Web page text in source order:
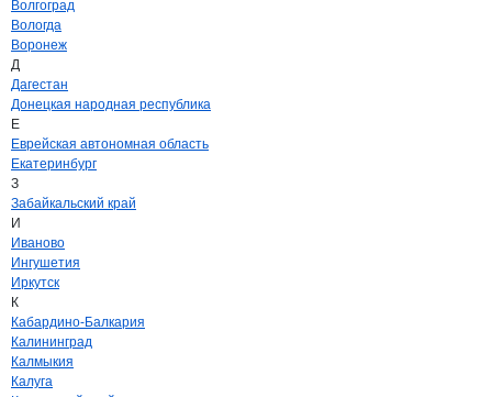
Волгоград
Вологда
Воронеж
Д
Дагестан
Донецкая народная республика
Е
Еврейская автономная область
Екатеринбург
З
Забайкальский край
И
Иваново
Ингушетия
Иркутск
К
Кабардино-Балкария
Калининград
Калмыкия
Калуга